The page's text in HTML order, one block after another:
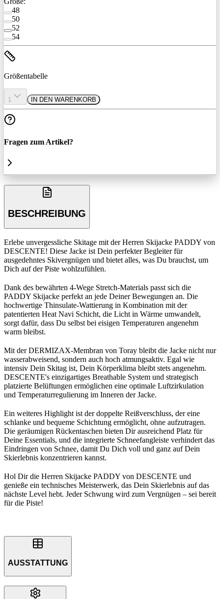
48
50
52
54
Größentabelle
1 IN DEN WARENKORB
Fragen zum Artikel?
BESCHREIBUNG
Erlebe unvergessliche Skitage mit der Herren Skijacke PADDY von
DESCENTE! Diese Jacke ist Dein perfekter Begleiter für
ausgedehntes Skivergnügen und bietet alles, was Du brauchst, um
Dich auf der Piste wohlzufühlen.
Dank des bewährten 4-Wege Stretch-Materials passt sich die
PADDY Skijacke perfekt an jede Deiner Bewegungen an. Die
hochwertige Thinsulate-Wattierung in Kombination mit der
patentierten Heat Navi Schicht, die Licht in Wärme umwandelt,
sorgt dafür, dass Du selbst bei eisigen Temperaturen angenehm
warm bleibst.
Mit der DERMIZAX-Membran von Toray bleibt die Jacke nicht nur
wasserabweisend, sondern auch hoch atmungsaktiv. Egal wie
intensiv Dein Skitag ist, Dein Körperklima bleibt stets angenehm.
DESCENTE's einzigartiges Breathable System und strategisch
platzierte Belüftungen ermöglichen eine optimale Luftzirkulation
und Temperaturregulierung im Inneren der Jacke.
Ein weiteres Highlight ist der doppelte Reißverschluss, der eine
schlanke und bequeme Schichtung ermöglicht, ohne aufzutragen.
Die geräumigen Rückentaschen bieten Dir ausreichend Platz für
Deine Essentials, und die integrierte Schneefangleiste verhindert das
Eindringen von Schnee, damit Du Dich voll und ganz auf Dein
Skierlebnis konzentrieren kannst.
Hol Dir die Herren Skijacke PADDY von DESCENTE und
genieße ein technisches Meisterwerk, das Dein Skierlebnis auf das
nächste Level hebt. Jeder Schwung wird zum Vergnügen – sei bereit
für die Piste!
AUSSTATTUNG